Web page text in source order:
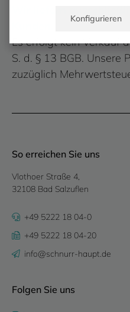
Wir liefern
Es erfolgt kein Verkauf
S. d. § 13 BGB. Unsere
zuzüglich
So erreichen Sie uns
Vlothoer Straße 4,
32108 Bad Salzuflen
+49 5222 18 04-0
+49 5222 18 04-20
info@schnurr-haupt.de
Folgen Sie uns
Konfigurieren